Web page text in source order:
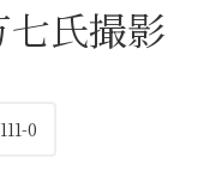
氏撮影
0